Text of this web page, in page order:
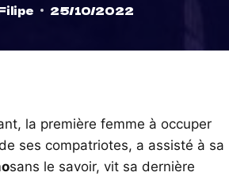
25/10/2022
la première femme à occuper
ses compatriotes, a assisté à sa
sans le savoir, vit sa dernière